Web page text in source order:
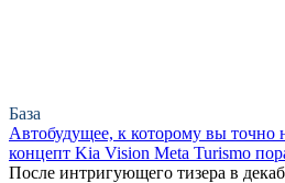
База
Автобудущее, к которому вы точно
концепт Kia Vision Meta Turismo
После интригующего тизера в